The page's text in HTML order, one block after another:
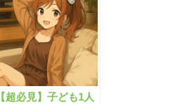
【超必見】子ども1人